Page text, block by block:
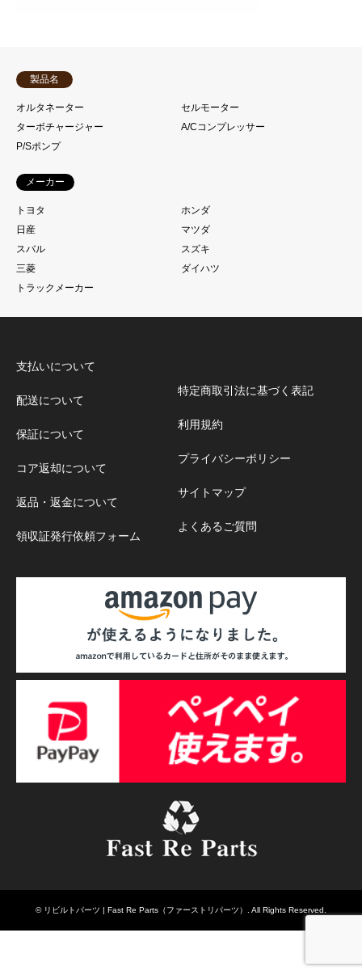
製品名
オルタネーター
セルモーター
ターボチャージャー
A/Cコンプレッサー
P/Sポンプ
メーカー
トヨタ
ホンダ
日産
マツダ
スバル
スズキ
三菱
ダイハツ
トラックメーカー
支払いについて
配送について
保証について
コア返却について
返品・返金について
領収証発行依頼フォーム
特定商取引法に基づく表記
利用規約
プライバシーポリシー
サイトマップ
よくあるご質問
© リビルトパーツ | Fast Re Parts（ファーストリパーツ） . All Rights Reserved.